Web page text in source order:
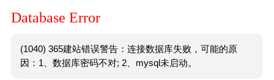
Database Error
(1040) 365建站错误警告：连接数据库失败，可能的原
因：1、数据库密码不对; 2、mysql未启动。